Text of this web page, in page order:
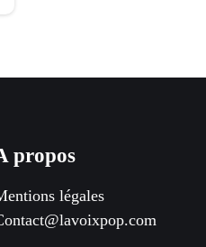
propos
légales